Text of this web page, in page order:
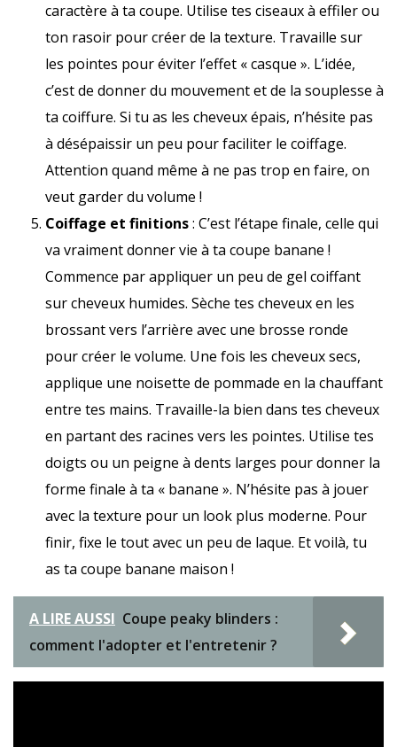
caractère à ta coupe. Utilise tes ciseaux à effiler ou
ton rasoir pour créer de la texture. Travaille sur
les pointes pour éviter l’effet « casque ». L’idée,
c’est de donner du mouvement et de la souplesse à
ta coiffure. Si tu as les cheveux épais, n’hésite pas
à désépaissir un peu pour faciliter le coiffage.
Attention quand même à ne pas trop en faire, on
veut garder du volume !
Coiffage et finitions: C’est l’étape finale, celle qui
va vraiment donner vie à ta coupe banane !
Commence par appliquer un peu de gel coiffant
sur cheveux humides. Sèche tes cheveux en les
brossant vers l’arrière avec une brosse ronde
pour créer le volume. Une fois les cheveux secs,
applique une noisette de pommade en la chauffant
entre tes mains. Travaille-la bien dans tes cheveux
en partant des racines vers les pointes. Utilise tes
doigts ou un peigne à dents larges pour donner la
forme finale à ta « banane ». N’hésite pas à jouer
avec la texture pour un look plus moderne. Pour
finir, fixe le tout avec un peu de laque. Et voilà, tu
as ta coupe banane maison !
A LIRE AUSSI Coupe peaky blinders :
comment l'adopter et l'entretenir ?